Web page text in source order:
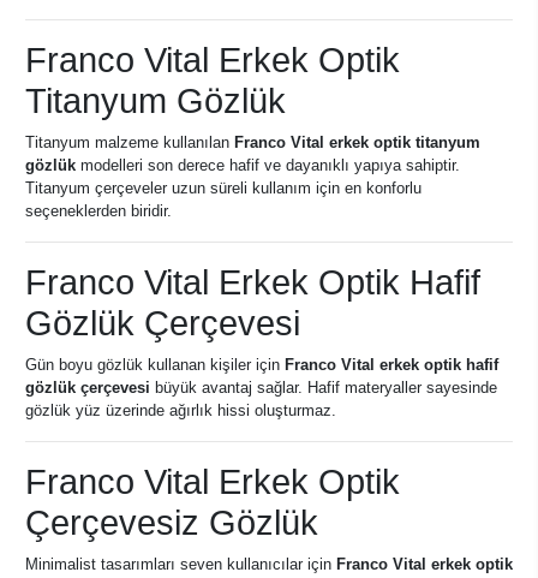
Franco Vital Erkek Optik
Titanyum Gözlük
Titanyum malzeme kullanılan Franco Vital erkek optik titanyum
gözlük modelleri son derece hafif ve dayanıklı yapıya sahiptir.
Titanyum çerçeveler uzun süreli kullanım için en konforlu
seçeneklerden biridir.
Franco Vital Erkek Optik Hafif
Gözlük Çerçevesi
Gün boyu gözlük kullanan kişiler için Franco Vital erkek optik hafif
gözlük çerçevesi büyük avantaj sağlar. Hafif materyaller sayesinde
gözlük yüz üzerinde ağırlık hissi oluşturmaz.
Franco Vital Erkek Optik
Çerçevesiz Gözlük
Minimalist tasarımları seven kullanıcılar için Franco Vital erkek optik